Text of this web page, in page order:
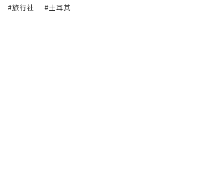
#旅行社 #土耳其